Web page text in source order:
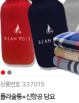
상품번호 337015
폴라술통+신항공 담요